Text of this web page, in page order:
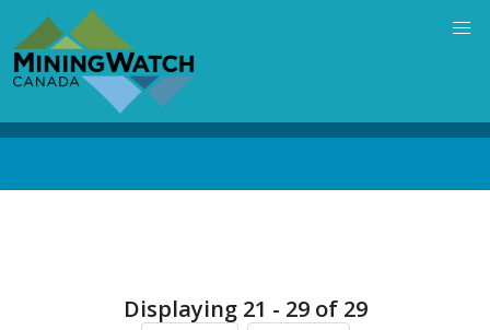
main
content
Displaying 21 - 29 of 29